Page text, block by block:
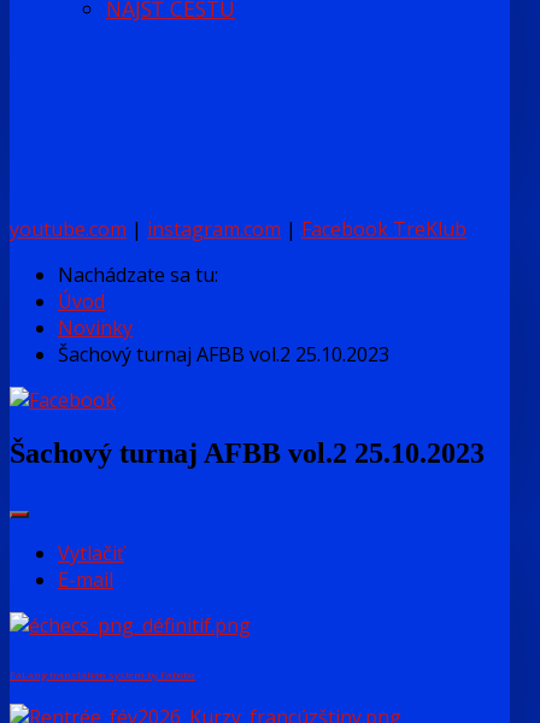
NÁJSŤ CESTU
youtube.com | instagram.com | Facebook TreKlub
Nachádzate sa tu:
Úvod
Novinky
Šachový turnaj AFBB vol.2 25.10.2023
Šachový turnaj AFBB vol.2 25.10.2023
Vytlačiť
E-mail
FaLang translation system by Faboba